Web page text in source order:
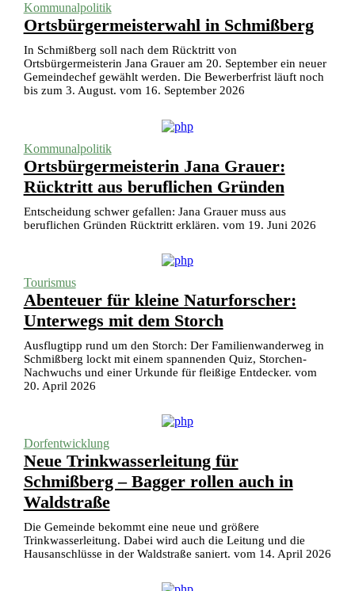
Kommunalpolitik
Ortsbürgermeisterwahl in Schmißberg
In Schmißberg soll nach dem Rücktritt von
Ortsbürgermeisterin Jana Grauer am 20. September ein neuer
Gemeindechef gewählt werden. Die Bewerberfrist läuft noch
bis zum 3. August. vom 16. September 2026
Kommunalpolitik
Ortsbürgermeisterin Jana Grauer:
Rücktritt aus beruflichen Gründen
Entscheidung schwer gefallen: Jana Grauer muss aus
beruflichen Gründen Rücktritt erklären. vom 19. Juni 2026
Tourismus
Abenteuer für kleine Naturforscher:
Unterwegs mit dem Storch
Ausflugtipp rund um den Storch: Der Familienwanderweg in
Schmißberg lockt mit einem spannenden Quiz, Storchen-
Nachwuchs und einer Urkunde für fleißige Entdecker. vom
20. April 2026
Dorfentwicklung
Neue Trinkwasserleitung für
Schmißberg – Bagger rollen auch in
Waldstraße
Die Gemeinde bekommt eine neue und größere
Trinkwasserleitung. Dabei wird auch die Leitung und die
Hausanschlüsse in der Waldstraße saniert. vom 14. April 2026